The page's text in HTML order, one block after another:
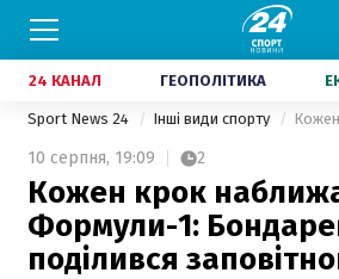
24 КАНАЛ ГЕОПОЛІТИКА
Sport News 24 Інші види спорту
10 серпня, 19:09 2
Кожен крок
Формули-1:
поділився